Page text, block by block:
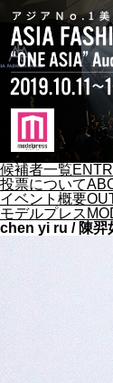
候補者一覧
投票について
イベント概要
モデルプレス
chen yi ru / 陳羿